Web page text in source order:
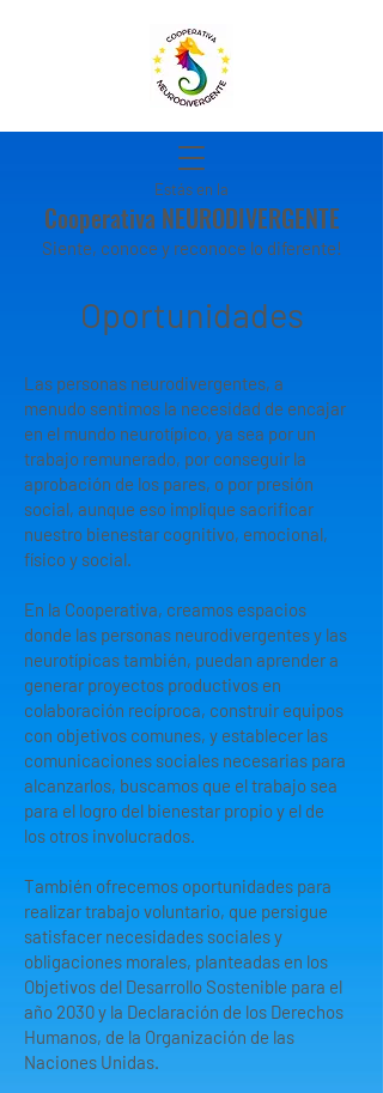
Estás en la
Cooperativa NEURODIVERGENTE
Siente, conoce y reconoce lo diferente!
Oportunidades
Las personas neurodivergentes, a
menudo sentimos la necesidad de encajar
en el mundo neurotípico, ya sea por un
trabajo remunerado, por conseguir la
aprobación de los pares, o por presión
social, aunque eso implique sacrificar
nuestro bienestar cognitivo, emocional,
físico y social.
En la Cooperativa, creamos espacios
donde las personas neurodivergentes y las
neurotípicas también, puedan aprender a
generar proyectos productivos en
colaboración recíproca, construir equipos
con objetivos comunes, y establecer las
comunicaciones sociales necesarias para
alcanzarlos, buscamos que el trabajo sea
para el logro del bienestar propio y el de
los otros involucrados.
También ofrecemos oportunidades para
realizar trabajo voluntario, que persigue
satisfacer necesidades sociales y
obligaciones morales, planteadas en los
Objetivos del Desarrollo Sostenible para el
año 2030 y la Declaración de los Derechos
Humanos, de la Organización de las
Naciones Unidas.